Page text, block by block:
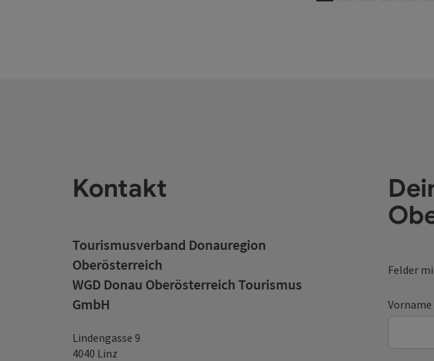
Kontakt
Tourismusverband Donauregion
Oberösterreich
WGD Donau Oberösterreich Tourismus
GmbH
Lindengasse 9
4040 Linz
Felder
Vorname